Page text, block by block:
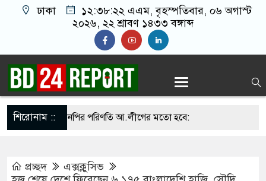
ঢাকা ১২:৩৮:২৩ এএম, বৃহস্পতিবার, ০৬ অগাস্ট
২০২৬, ২২ শ্রাবণ ১৪৩৩ বঙ্গাব্দ
শিরোনাম ::
সামলালে বিএনপির পরিণতি আ.লীগের মতো হবে:
রাখতে চাচ্ছে না: আসিফ মাহমুদ
প্রচ্ছদ
এক্সক্লুসিভ